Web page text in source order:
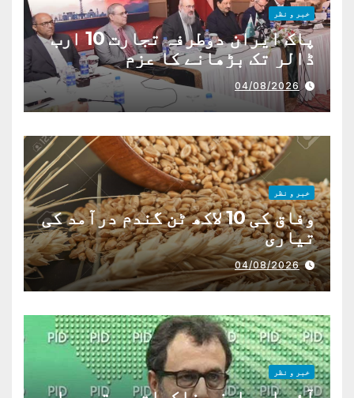
خبر و نظر
پاک ایران دوطرفہ تجارت 10 ارب
ڈالر تک بڑھانے کا عزم
04/08/2026
خبر و نظر
وفاق کی 10 لاکھ ٹن گندم درآمد کی
تیاری
04/08/2026
خبر و نظر